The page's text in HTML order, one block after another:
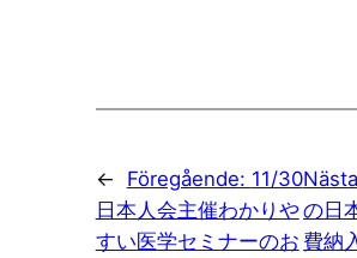
← Föregående: 11/30
日本人会主催わかりや
すい医学セミナーのお
の日
費納